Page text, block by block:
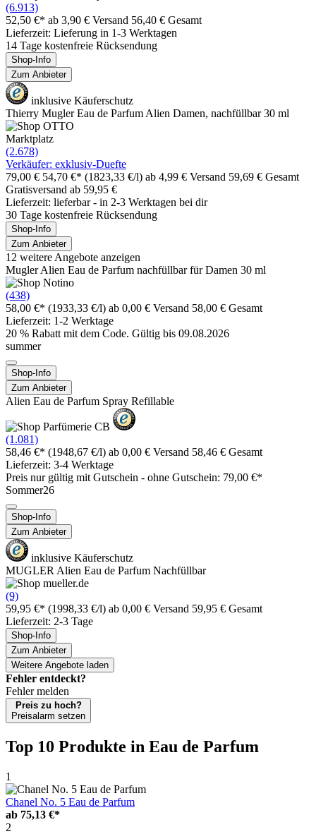
(6.913)
52,50 €* ab 3,90 € Versand 56,40 € Gesamt
Lieferzeit: Lieferung in 1-3 Werktagen
14 Tage kostenfreie Rücksendung
Shop-Info
Zum Anbieter
inklusive Käuferschutz
Thierry Mugler Eau de Parfum Alien Damen, nachfüllbar 30 ml
Marktplatz
(2.678)
Verkäufer: exklusiv-Duefte
79,00 € 54,70 €* (1823,33 €/l) ab 4,99 € Versand 59,69 € Gesamt
Gratisversand ab 59,95 €
Lieferzeit: lieferbar - in 2-3 Werktagen bei dir
30 Tage kostenfreie Rücksendung
Shop-Info
Zum Anbieter
12 weitere Angebote anzeigen
Mugler Alien Eau de Parfum nachfüllbar für Damen 30 ml
(438)
58,00 €* (1933,33 €/l) ab 0,00 € Versand 58,00 € Gesamt
Lieferzeit: 1-2 Werktage
20 % Rabatt mit dem Code. Gültig bis 09.08.2026
summer
Shop-Info
Zum Anbieter
Alien Eau de Parfum Spray Refillable
(1.081)
58,46 €* (1948,67 €/l) ab 0,00 € Versand 58,46 € Gesamt
Lieferzeit: 3-4 Werktage
Preis nur gültig mit Gutschein - ohne Gutschein: 79,00 €*
Sommer26
Shop-Info
Zum Anbieter
inklusive Käuferschutz
MUGLER Alien Eau de Parfum Nachfüllbar
(9)
59,95 €* (1998,33 €/l) ab 0,00 € Versand 59,95 € Gesamt
Lieferzeit: 2-3 Tage
Shop-Info
Zum Anbieter
Weitere Angebote laden
Fehler entdeckt?
Fehler melden
Preis zu hoch?
Preisalarm setzen
Top 10 Produkte in Eau de Parfum
1
Chanel No. 5 Eau de Parfum
ab 75,13 €*
2